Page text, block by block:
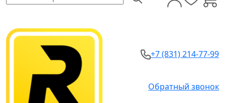
+7 (831) 214-77-99
Обратный звонок